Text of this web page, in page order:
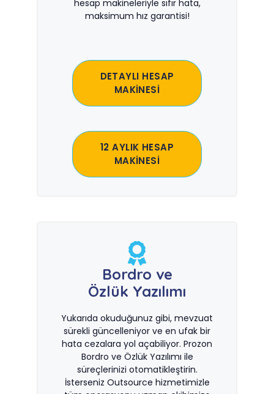
hesap makineleriyle sıfır hata,
maksimum hız garantisi!
DETAYLI HESAP
MAKİNESİ
12 AYLIK HESAP
MAKİNESİ
Bordro ve
Özlük Yazılımı
Yukarıda okuduğunuz gibi, mevzuat
sürekli güncelleniyor ve en ufak bir
hata cezalara yol açabiliyor. Prozon
Bordro ve Özlük Yazılımı ile
süreçlerinizi otomatikleştirin.
İsterseniz Outsource hizmetimizle